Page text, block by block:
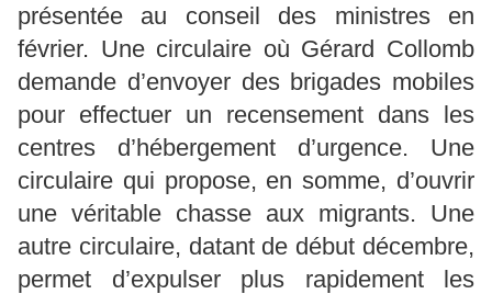
présentée au conseil des ministres en
février. Une circulaire où Gérard Collomb
demande d’envoyer des brigades mobiles
pour effectuer un recensement dans les
centres d’hébergement d’urgence. Une
circulaire qui propose, en somme, d’ouvrir
une véritable chasse aux migrants. Une
autre circulaire, datant de début décembre,
permet d’expulser plus rapidement les